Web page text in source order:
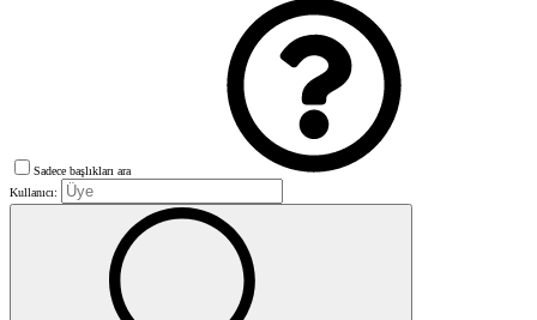
Sadece başlıkları ara
Kullanıcı: